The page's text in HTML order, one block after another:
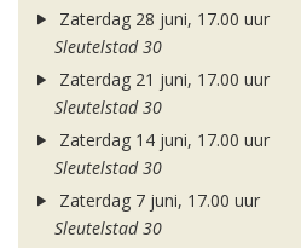
Zaterdag 28 juni, 17.00 uur
Sleutelstad 30
Zaterdag 21 juni, 17.00 uur
Sleutelstad 30
Zaterdag 14 juni, 17.00 uur
Sleutelstad 30
Zaterdag 7 juni, 17.00 uur
Sleutelstad 30